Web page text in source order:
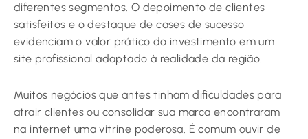
diferentes segmentos. O depoimento de clientes
satisfeitos e o destaque de cases de sucesso
evidenciam o valor prático do investimento em um
site profissional adaptado à realidade da região.
Muitos negócios que antes tinham dificuldades para
atrair clientes ou consolidar sua marca encontraram
na internet uma vitrine poderosa. É comum ouvir de